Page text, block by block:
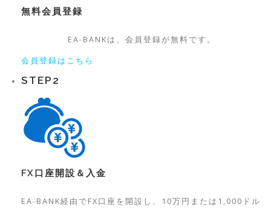
無料会員登録
EA-BANKは、 会員登録が無料です。
会員登録はこちら
STEP 2
FX口座開設＆入金
EA-BANK経由でFX口座を開設し、10万円または1,000ドル